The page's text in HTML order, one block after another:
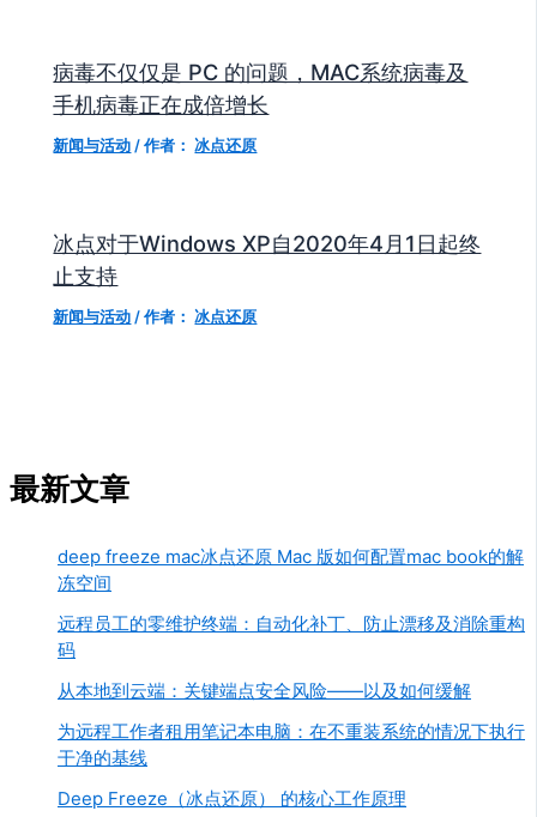
病毒不仅仅是 PC 的问题，MAC系统病毒及
手机病毒正在成倍增长
新闻与活动 / 作者： 冰点还原
冰点对于Windows XP自2020年4月1日起终
止支持
新闻与活动 / 作者： 冰点还原
最新文章
deep freeze mac冰点还原 Mac 版如何配置mac book的解
冻空间
远程员工的零维护终端：自动化补丁、防止漂移及消除重构
码
从本地到云端：关键端点安全风险——以及如何缓解
为远程工作者租用笔记本电脑：在不重装系统的情况下执行
干净的基线
Deep Freeze（冰点还原） 的核心工作原理